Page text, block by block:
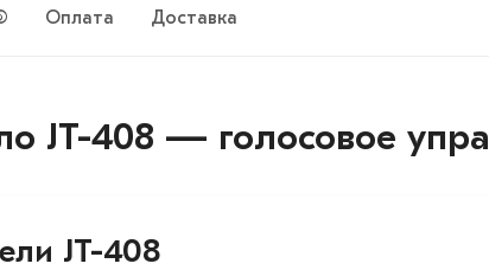
Оплата Доставка
JT-408 — голосовое
JT-408